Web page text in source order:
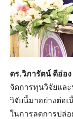
ดร.วิภารัตน์ ดีอ่อง
จัดการทุนวิจัยแล
วิจัยนี้มาอย่างต่อ
ในการลดการปล่อ